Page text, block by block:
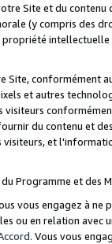
Site et du
(y compris des
propriété
conformément
et autres
du contenu et
visiteurs, et
Programme et des
vous engagez à ne
ou en relation avec
. Vous vous